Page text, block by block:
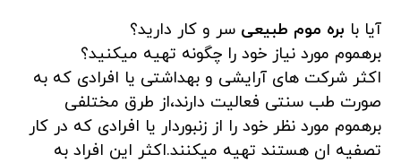
آیا با بره موم طبیعی سر و کار دارید؟
برهموم مورد نیاز خود را چگونه تهیه میکنید؟
اکثر شرکت های آرایشی و بهداشتی یا افرادی که به
صورت طب سنتی فعالیت دارند،از طرق مختلفی
برهموم مورد نظر خود را از زنبوردار یا افرادی که در کار
تصفیه ان هستند تهیه میکنند.اکثر این افراد به